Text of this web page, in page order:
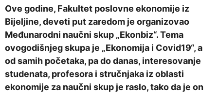
a
p
r
i
j
e
5
Ove godine, Fakultet poslovne ekonomije iz
Bijeljine, deveti put zaredom je organizovao
Međunarodni naučni skup „Ekonbiz“. Tema
ovogodišnjeg skupa je „Ekonomija i Covid19“, a
od samih početaka, pa do danas, interesovanje
studenata, profesora i stručnjaka iz oblasti
ekonomije za naučni skup je raslo, tako da je on